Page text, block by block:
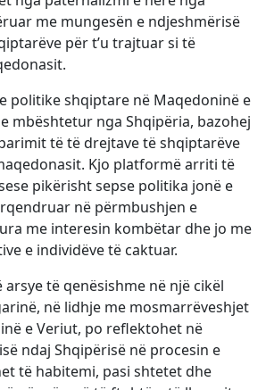
me mungesën e ndjeshmërisë
për t’u trajtuar si të
politike shqiptare në Maqedoninë e
mbështetur nga Shqipëria, bazohej
të të drejtave të shqiptarëve
Kjo platformë arriti të
pikërisht sepse politika jonë e
në përmbushjen e
me interesin kombëtar dhe jo me
e individëve të caktuar.
të qenësishme në një cikël
në lidhje me mosmarrëveshjet
e Veriut, po reflektohet në
ndaj Shqipërisë në procesin e
të habitemi, pasi shtetet dhe